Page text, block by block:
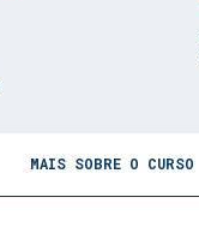
MAIS SOBRE O CURSO